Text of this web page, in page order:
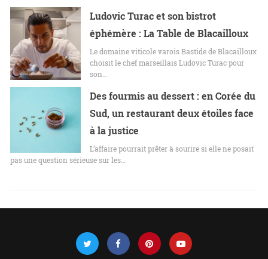
Ludovic Turac et son bistrot
éphémère : La Table de Blacailloux
Le domaine viticole varois Bastide de Blacailloux
choisit le chef marseillais Ludovic Turac pour
son…
Des fourmis au dessert : en Corée du
Sud, un restaurant deux étoiles face
à la justice
L’affaire pourrait prêter à sourire si elle ne posait
pas une question sérieuse sur les…